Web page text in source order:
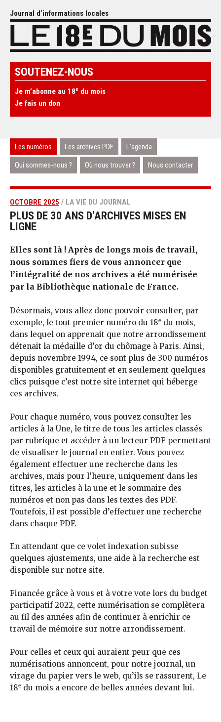
Journal d’informations locales
SOUTENEZ-NOUS
Je m’abonne au 18e du mois
Je fais un don
Les numéros Les archives PDF L’agenda
Qui sommes-nous ? Où nous trouver ? Nous contacter
OCTOBRE 2025 / LA VIE DU JOURNAL
PLUS DE 30 ANS D’ARCHIVES MISES EN
LIGNE
Elles sont là ! Après de longs mois de travail,
nous sommes fiers de vous annoncer que
l’intégralité de nos archives a été numérisée
par la Bibliothèque nationale de France.
Désormais, vous allez donc pouvoir consulter, par
exemple, le tout premier numéro du 18e du mois,
dans lequel on apprenait que notre arrondissement
détenait la médaille d’or du chômage à Paris. Ainsi,
depuis novembre 1994, ce sont plus de 300 numéros
disponibles gratuitement et en seulement quelques
clics puisque c’est notre site internet qui héberge
ces archives.
Pour chaque numéro, vous pouvez consulter les
articles à la Une, le titre de tous les articles classés
par rubrique et accéder à un lecteur PDF permettant
de visualiser le journal en entier. Vous pouvez
également effectuer une recherche dans les
archives, mais pour l’heure, uniquement dans les
titres, les articles à la une et le sommaire des
numéros et non pas dans les textes des PDF.
Toutefois, il est possible d’effectuer une recherche
dans chaque PDF.
En attendant que ce volet indexation subisse
quelques ajustements, une aide à la recherche est
disponible sur notre site.
Financée grâce à vous et à votre vote lors du budget
participatif 2022, cette numérisation se complètera
au fil des années afin de continuer à enrichir ce
travail de mémoire sur notre arrondissement.
Pour celles et ceux qui auraient peur que ces
numérisations annoncent, pour notre journal, un
virage du papier vers le web, qu’ils se rassurent, Le
18e du mois a encore de belles années devant lui.